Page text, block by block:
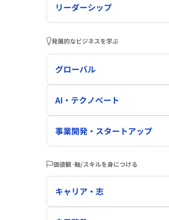
リーダーシップ
発展的なビジネスを学ぶ
グローバル
AI・テクノベート
事業開発・スタートアップ
価値観･軸/スキルを身につける
キャリア・志